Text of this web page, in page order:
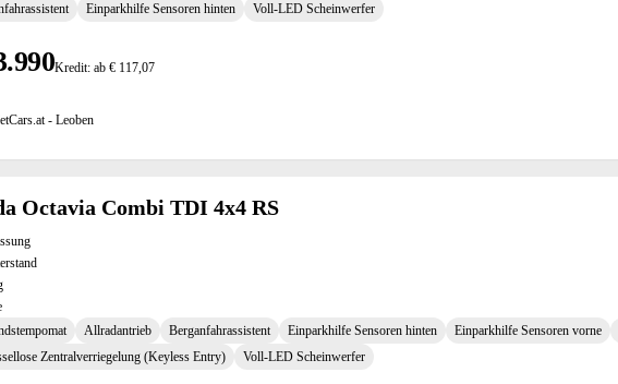
Einparkhilfe Sensoren hinten Voll-LED Scheinwerfer
Kredit: ab € 117,07
- Leoben
Octavia Combi TDI 4x4 RS
Allradantrieb Berganfahrassistent Einparkhilfe Sensoren hinten Einparkhilfe Sensoren vorne
Zentralverriegelung (Keyless Entry)
Voll-LED Scheinwerfer